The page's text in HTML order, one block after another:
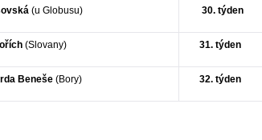
(u Globusu) 30. týden
(Slovany) 31. týden
Beneše(Bory) 32. týden